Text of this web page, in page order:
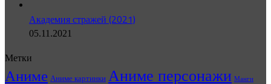
Академия стражей (2021)
05.11.2021
Метки
Аниме Аниме картинки Аниме персонажи Манги